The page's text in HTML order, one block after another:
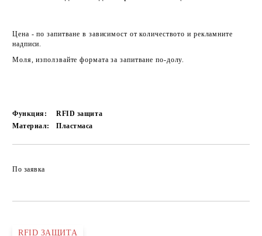
Цена - по запитване в зависимост от количеството и рекламните
надписи.
Моля, използвайте формата за запитване по-долу.
Функция:
RFID защита
Материал:
Пластмаса
По заявка
RFID ЗАЩИТА